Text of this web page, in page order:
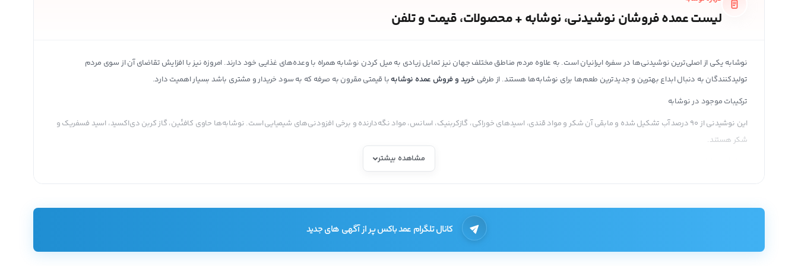
لیست عمده فروشان نوشیدنی، نوشابه + محصولات، قیمت و تلفن
نوشابه یکی از اصلی‌ترین نوشیدنی‌ها در سفره ایرانیان است. به علاوه مردم مناطق مختلف جهان نیز تمایل زیادی به میل کردن نوشابه همراه با وعده‌های غذایی خود دارند. امروزه نیز با افزایش تقاضای آن از سوی مردم
تولیدکنندگان به دنبال ابداع بهترین و جدیدترین طعم‌ها برای نوشابه‌ها هستند. از طرفی خرید و فروش عمده نوشابه با قیمتی مقرون به صرفه که به سود خریدار و مشتری باشد بسیار اهمیت دارد.
ترکیبات موجود در نوشابه
این نوشیدنی از 90 درصد آب تشکیل شده و مابقی آن شکر و مواد قندی، اسیدهای خوراکی، گازکربنیک، اسانس، مواد نگه‌دارنده و برخی افزودنی‌های شیمیایی است. نوشابه‌ها حاوی کافئین، گاز کربن دی‌اکسید، اسید فسفریک و
شکر هستند.
به مرور شرکت‌های معروف نوشابه‌سازی در کشورهای مختلف از جمله ایران فعالیت خود را آغاز کردند که از جمله آن‌ها میتوان به پپسی، سون‌آپ، رد بول، مراندا، زمزم، عالیس و کالا اشاره کرد.
مشاهده بیشتر
کانال تلگرام عمد باکس پر از آگهی های جدید